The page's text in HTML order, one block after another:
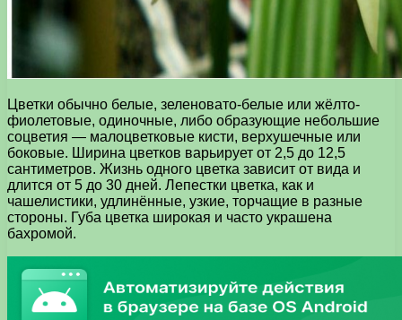
Цветки обычно белые, зеленовато-белые или жёлто-
фиолетовые, одиночные, либо образующие небольшие
соцветия — малоцветковые кисти, верхушечные или
боковые. Ширина цветков варьирует от 2,5 до 12,5
сантиметров. Жизнь одного цветка зависит от вида и
длится от 5 до 30 дней. Лепестки цветка, как и
чашелистики, удлинённые, узкие, торчащие в разные
стороны. Губа цветка широкая и часто украшена
бахромой.